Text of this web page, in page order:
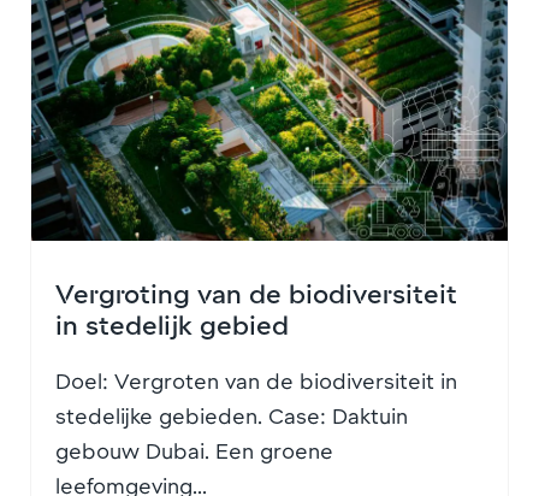
Vergroting van de biodiversiteit
in stedelijk gebied
Doel: Vergroten van de biodiversiteit in
stedelijke gebieden. Case: Daktuin
gebouw Dubai. Een groene
leefomgeving...